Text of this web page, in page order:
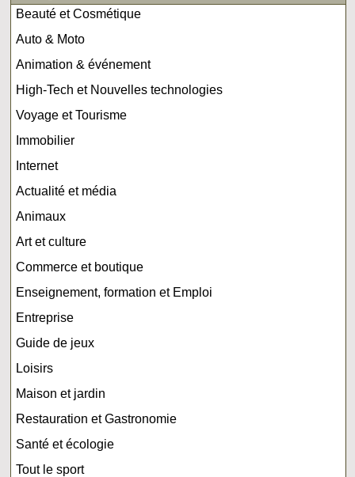
Beauté et Cosmétique
Auto & Moto
Animation & événement
High-Tech et Nouvelles technologies
Voyage et Tourisme
Immobilier
Internet
Actualité et média
Animaux
Art et culture
Commerce et boutique
Enseignement, formation et Emploi
Entreprise
Guide de jeux
Loisirs
Maison et jardin
Restauration et Gastronomie
Santé et écologie
Tout le sport